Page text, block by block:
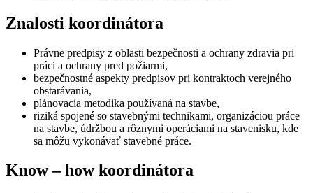
Znalosti koordinátora
Právne predpisy z oblasti bezpečnosti a ochrany zdravia pri
práci a ochrany pred požiarmi,
bezpečnostné aspekty predpisov pri kontraktoch verejného
obstarávania,
plánovacia metodika používaná na stavbe,
riziká spojené so stavebnými technikami, organizáciou práce
na stavbe, údržbou a rôznymi operáciami na stavenisku, kde
sa môžu vykonávať stavebné práce.
Know – how koordinátora